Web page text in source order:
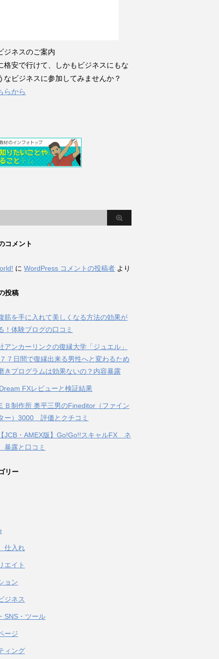
ジネスのご案内
格安で行けて、しかもビジネスにもな
なビジネスに参加してみませんか？
らから
コメント
に WordPress コメントの投稿者 より
投稿
筋を手に入れて美しくなる方法の効果が
！体験ブログの口コミ
アンカーリンクの復縁大学「ジュエル」
７日間で復縁出来る男性へと変わるため
きプログラムは効果ないの？内容暴露
FXレビューと検証結果
Ｂ制作所 奥平三男のFineditor（ファイン
ー）3000 評価とクチコミ
JCB・AMEX版】Go!Go!!スキャルFX ネ
露と口コミ
リー
仕入れ
エイト
ョン
ジネス
SNS・ツール
ージ
ィング